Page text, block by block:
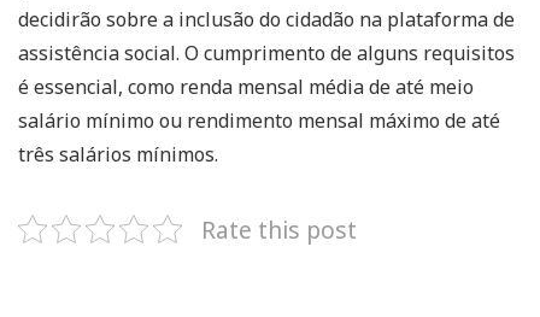
decidirão sobre a inclusão do cidadão na plataforma de
assistência social. O cumprimento de alguns requisitos
é essencial, como renda mensal média de até meio
salário mínimo ou rendimento mensal máximo de até
três salários mínimos.
Rate this post